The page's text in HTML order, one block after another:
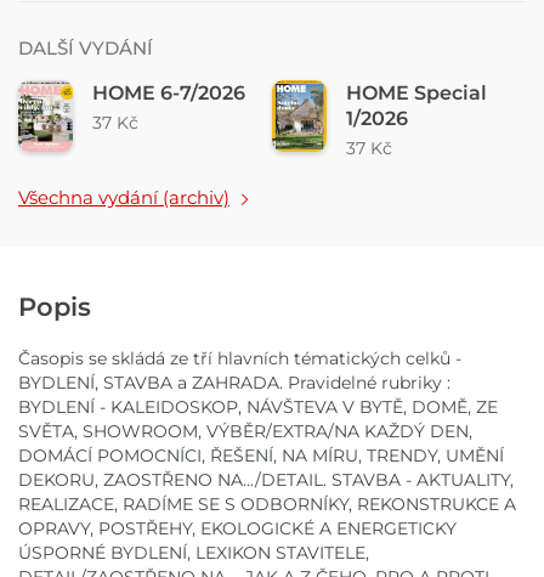
DALŠÍ VYDÁNÍ
HOME 6-7/2026
37 Kč
HOME Special
1/2026
37 Kč
Všechna vydání (archiv)
Popis
Časopis se skládá ze tří hlavních tématických celků -
BYDLENÍ, STAVBA a ZAHRADA. Pravidelné rubriky :
BYDLENÍ - KALEIDOSKOP, NÁVŠTEVA V BYTĚ, DOMĚ, ZE
SVĚTA, SHOWROOM, VÝBĚR/EXTRA/NA KAŽDÝ DEN,
DOMÁCÍ POMOCNÍCI, ŘEŠENÍ, NA MÍRU, TRENDY, UMĚNÍ
DEKORU, ZAOSTŘENO NA.../DETAIL. STAVBA - AKTUALITY,
REALIZACE, RADÍME SE S ODBORNÍKY, REKONSTRUKCE A
OPRAVY, POSTŘEHY, EKOLOGICKÉ A ENERGETICKY
ÚSPORNÉ BYDLENÍ, LEXIKON STAVITELE,